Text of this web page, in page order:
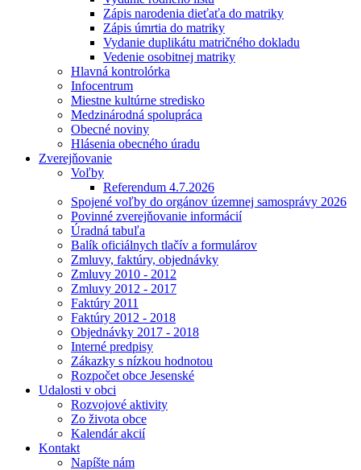
Zápis narodenia dieťaťa do matriky
Zápis úmrtia do matriky
Vydanie duplikátu matričného dokladu
Vedenie osobitnej matriky
Hlavná kontrolórka
Infocentrum
Miestne kultúrne stredisko
Medzinárodná spolupráca
Obecné noviny
Hlásenia obecného úradu
Zverejňovanie
Voľby
Referendum 4.7.2026
Spojené voľby do orgánov územnej samosprávy 2026
Povinné zverejňovanie informácií
Úradná tabuľa
Balík oficiálnych tlačív a formulárov
Zmluvy, faktúry, objednávky
Zmluvy 2010 - 2012
Zmluvy 2012 - 2017
Faktúry 2011
Faktúry 2012 - 2018
Objednávky 2017 - 2018
Interné predpisy
Zákazky s nízkou hodnotou
Rozpočet obce Jesenské
Udalosti v obci
Rozvojové aktivity
Zo života obce
Kalendár akcií
Kontakt
Napíšte nám